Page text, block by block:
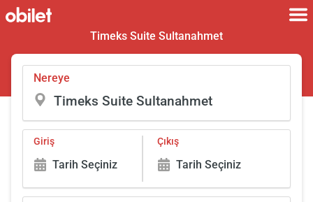
Timeks Suite Sultanahmet
Nereye
Giriş
Tarih Seçiniz
Çıkış
Tarih Seçiniz